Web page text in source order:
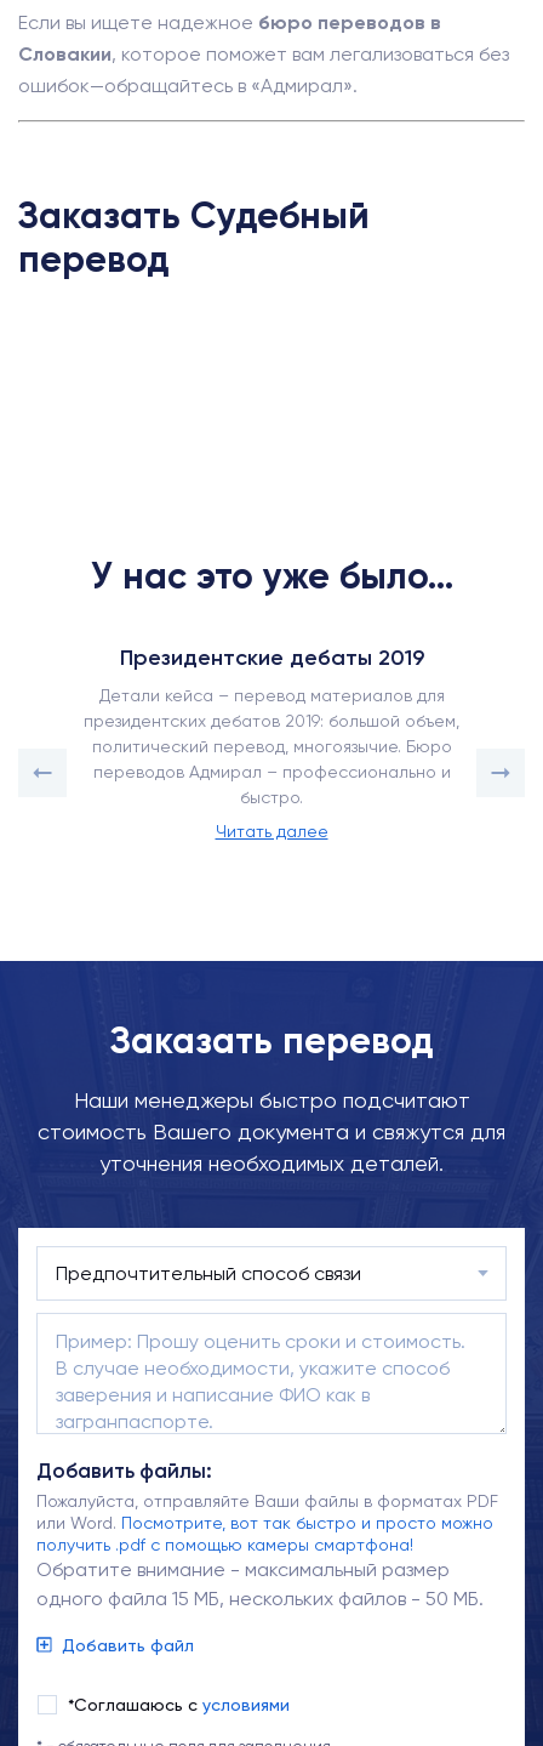
Если вы ищете надежное бюро переводов в
Словакии, которое поможет вам легализоваться без
ошибок—обращайтесь в «Адмирал».
Заказать Судебный
перевод
У нас это уже было...
Президентские дебаты 2019
Детали кейса – перевод материалов для
президентских дебатов 2019: большой объем,
политический перевод, многоязычие. Бюро
переводов Адмирал – профессионально и
быстро.
Читать далее
Заказать перевод
Наши менеджеры быстро подсчитают
стоимость Вашего документа и свяжутся для
уточнения необходимых деталей.
Добавить файлы:
Пожалуйста, отправляйте Ваши файлы в форматах PDF
или Word. Посмотрите, вот так быстро и просто можно
получить .pdf с помощью камеры смартфона!
Обратите внимание - максимальный размер
одного файла 15 МБ, нескольких файлов - 50 МБ.
Добавить файл
*Соглашаюсь с условиями